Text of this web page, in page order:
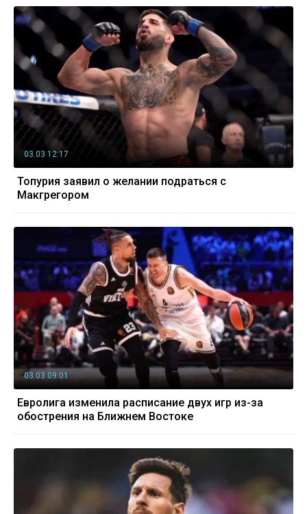
03.03 12:17
Топурия заявил о желании подраться с
Макгрегором
03.03 09:01
Евролига изменила расписание двух игр из-за
обострения на Ближнем Востоке